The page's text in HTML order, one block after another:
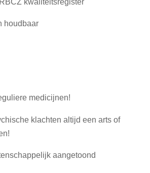
houdbaar
medicijnen!
klachten altijd een arts of
aangetoond